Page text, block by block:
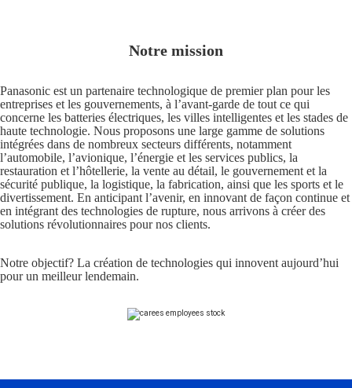
Notre mission
Panasonic est un partenaire technologique de premier plan pour les
entreprises et les gouvernements, à l’avant-garde de tout ce qui
concerne les batteries électriques, les villes intelligentes et les stades de
haute technologie. Nous proposons une large gamme de solutions
intégrées dans de nombreux secteurs différents, notamment
l’automobile, l’avionique, l’énergie et les services publics, la
restauration et l’hôtellerie, la vente au détail, le gouvernement et la
sécurité publique, la logistique, la fabrication, ainsi que les sports et le
divertissement. En anticipant l’avenir, en innovant de façon continue et
en intégrant des technologies de rupture, nous arrivons à créer des
solutions révolutionnaires pour nos clients.
Notre objectif? La création de technologies qui innovent aujourd’hui
pour un meilleur lendemain.